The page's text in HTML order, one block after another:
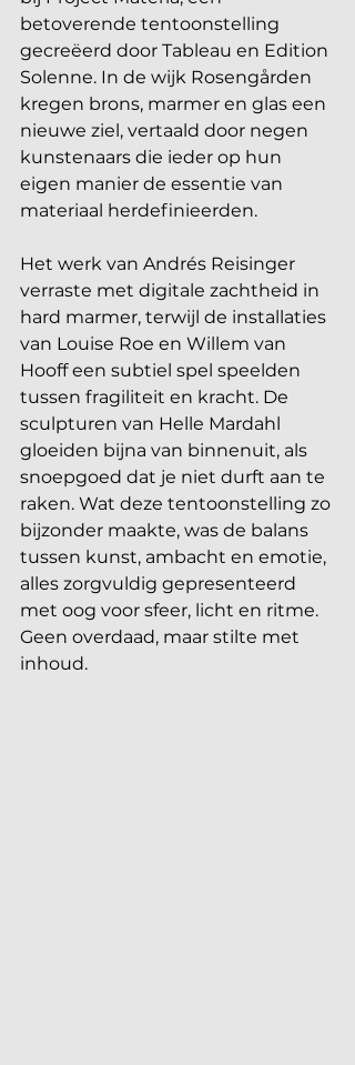
betoverende tentoonstelling
gecreëerd door Tableau en Edition
Solenne. In de wijk Rosengården
kregen brons, marmer en glas een
nieuwe ziel, vertaald door negen
kunstenaars die ieder op hun
eigen manier de essentie van
materiaal herdefinieerden.
Het werk van Andrés Reisinger
verraste met digitale zachtheid in
hard marmer, terwijl de installaties
van Louise Roe en Willem van
Hooff een subtiel spel speelden
tussen fragiliteit en kracht. De
sculpturen van Helle Mardahl
gloeiden bijna van binnenuit, als
snoepgoed dat je niet durft aan te
raken. Wat deze tentoonstelling zo
bijzonder maakte, was de balans
tussen kunst, ambacht en emotie,
alles zorgvuldig gepresenteerd
met oog voor sfeer, licht en ritme.
Geen overdaad, maar stilte met
inhoud.